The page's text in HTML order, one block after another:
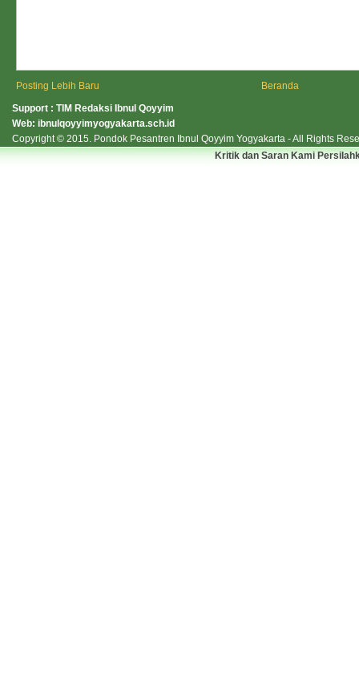
Posting Lebih Baru
Beranda
Support : TIM Redaksi Ibnul Qoyyim
Web: ibnulqoyyimyogyakarta.sch.id
Copyright © 2015. Pondok Pesantren Ibnul Qoyyim Yogyakarta - All Rights
Kritik dan Saran Kami